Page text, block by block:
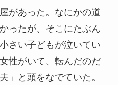
があった。なにかの道
ったが、そこにたぶん
さい子どもが泣いてい
性がいて、転んだのだ
」と頭をなでていた。